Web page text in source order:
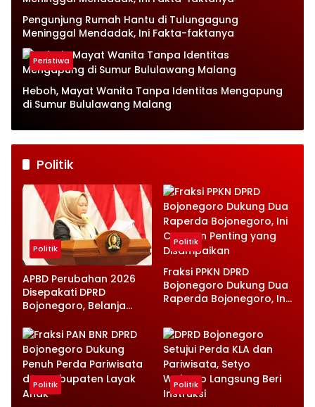
Pengunjung Rumah Hantu di Tulungagung
Meninggal Mendadak, Ini Fakta-faktanya
Peristiwa
Heboh, Mayat Wanita Tanpa Identitas Mengapung
di Sumur Bululawang Malang
Politik
Politik
APBD Perubahan 2026
Disepakati DPRD
Bojonegoro, Belanja
Infrastruktur Diperkuat
Politik
Fraksi PPKN DPRD
Bojonegoro Dukung Dua
Raperda Bojonegoro, Ini
Disampaikan
Politik Politik